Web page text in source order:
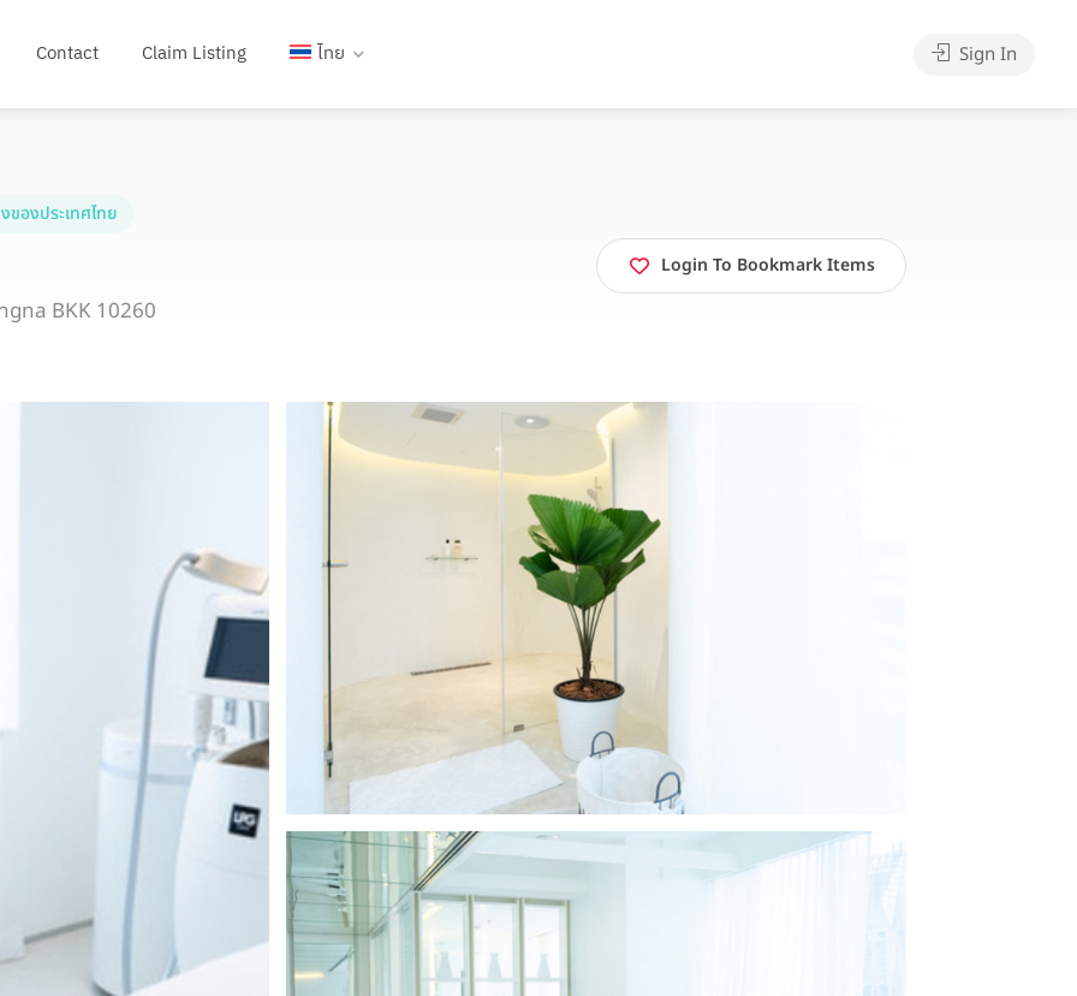
Contact Claim Listing ไทย Sign In
ของประเทศไทย
BKK 10260
Login To Bookmark Items